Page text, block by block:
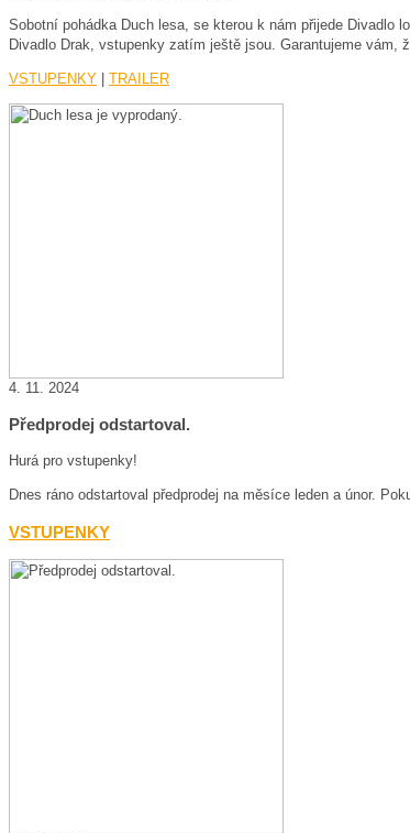
Sobotní pohádka Duch lesa, se kterou k nám přijede Divadlo
Divadlo Drak, vstupenky zatím ještě jsou. Garantujeme
VSTUPENKY TRAILER
4. 11. 2024
Předprodej odstartoval.
Hurá pro vstupenky!
Dnes ráno odstartoval předprodej na měsíce leden a únor.
VSTUPENKY